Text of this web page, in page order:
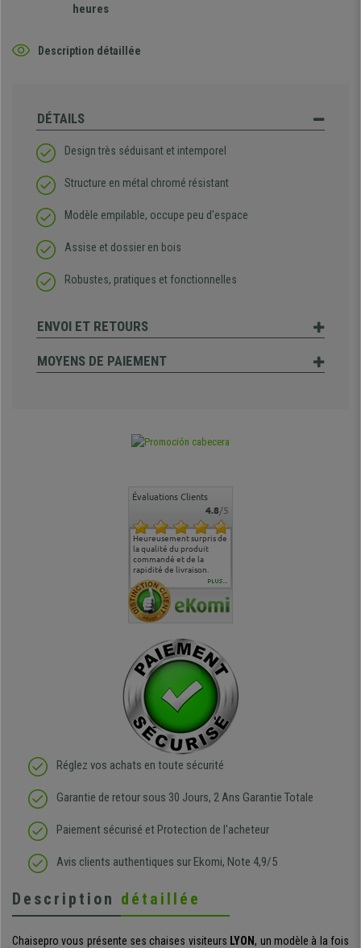
heures
Description détaillée
DÉTAILS
Design très séduisant et intemporel
Structure en métal chromé résistant
Modèle empilable, occupe peu d'espace
Assise et dossier en bois
Robustes, pratiques et fonctionnelles
ENVOI ET RETOURS
MOYENS DE PAIEMENT
Évaluations Clients
4.8/5
Heureusement surpris de
la qualité du produit
commandé et de la
rapidité de livraison.
de l'aménagement et ne
regrette pas mon achat.
PLUS...
Réglez vos achats en toute sécurité
Garantie de retour sous 30 Jours, 2 Ans Garantie Totale
Paiement sécurisé et Protection de l'acheteur
Avis clients authentiques sur Ekomi, Note 4,9/5
Description détaillée
Chaisepro vous présente ses chaises visiteurs LYON, un modèle à la fois